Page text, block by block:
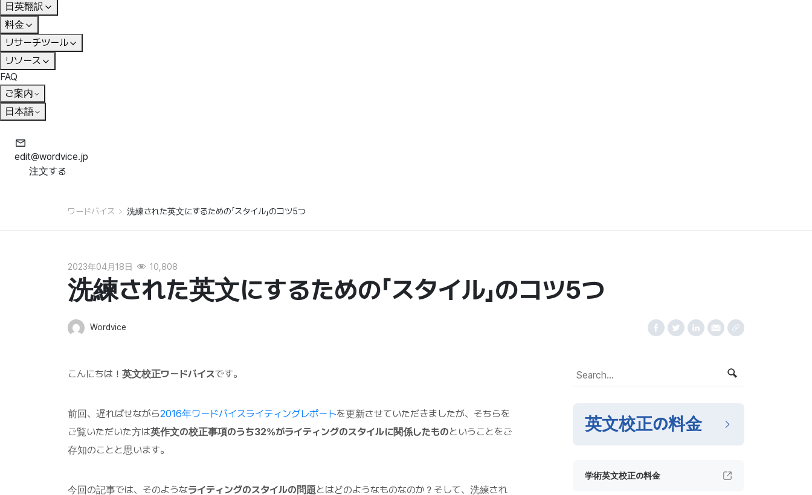
日英翻訳
料金
リサーチツール
リソース
FAQ
ご案内
日本語
edit@wordvice.jp
注文する
ワードバイス 洗練された英文にするための「スタイル」のコツ5つ
2023年04月18日 10,808
洗練された英文にするための「スタイル」のコツ5つ
Wordvice
こんにちは！ 英文校正ワードバイスです。
前回、遅ればせながら2016年ワードバイスライティングレポートを更新させていただきましたが、そちらを
ご覧いただいた方は英作文の校正事項のうち32%がライティングのスタイルに関係したものということをご
存知のことと思います。
今回の記事では、そのようなライティングのスタイルの問題とはどのようなものなのか？そして、洗練され
英文校正の料金
学術英文校正の料金